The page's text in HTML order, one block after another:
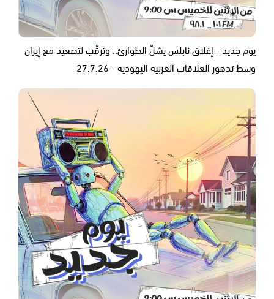
يوم جديد - إغلاق نابلس يشلّ الطوارئ.. وترقّب لتصعيد مع إيران
وسط تدهور العلاقات العربية اليهودية - 27.7.26